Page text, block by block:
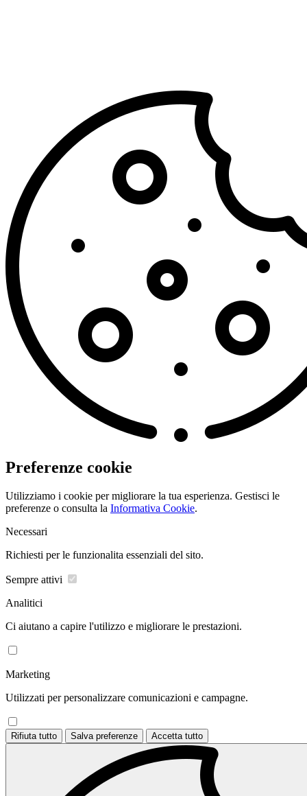
Preferenze cookie
Utilizziamo i cookie per migliorare la tua esperienza. Gestisci le
preferenze o consulta la Informativa Cookie.
Necessari
Richiesti per le funzionalita essenziali del sito.
Sempre attivi
Analitici
Ci aiutano a capire l'utilizzo e migliorare le prestazioni.
Marketing
Utilizzati per personalizzare comunicazioni e campagne.
Rifiuta tutto Salva preferenze Accetta tutto